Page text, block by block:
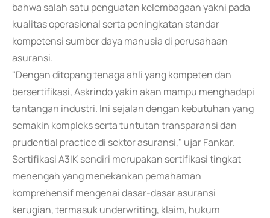
bahwa salah satu penguatan kelembagaan yakni pada
kualitas operasional serta peningkatan standar
kompetensi sumber daya manusia di perusahaan
asuransi.
"Dengan ditopang tenaga ahli yang kompeten dan
bersertifikasi, Askrindo yakin akan mampu menghadapi
tantangan industri. Ini sejalan dengan kebutuhan yang
semakin kompleks serta tuntutan transparansi dan
prudential practice di sektor asuransi," ujar Fankar.
Sertifikasi A3IK sendiri merupakan sertifikasi tingkat
menengah yang menekankan pemahaman
komprehensif mengenai dasar-dasar asuransi
kerugian, termasuk underwriting, klaim, hukum